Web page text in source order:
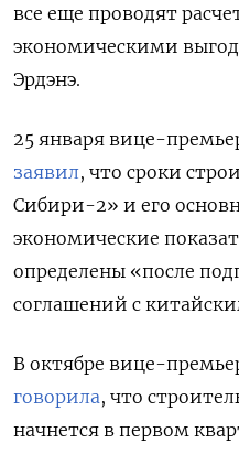
все еще проводят
экономическими
Эрдэнэ.
25 января вице-
заявил, что сроки
Сибири-2» и его
экономические
определены «после
соглашений с
В октябре вице-
говорила, что
начнется в первом